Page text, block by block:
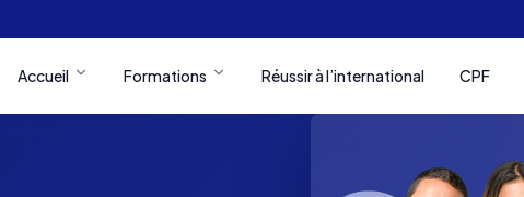
Accueil Formations Réussir à l’international CPF